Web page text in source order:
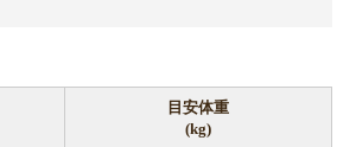
目安体重
(kg)